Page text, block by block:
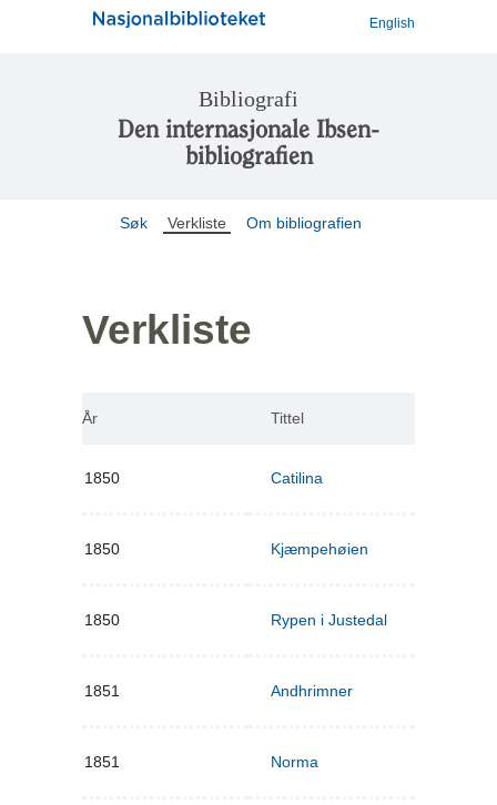
English
Bibliografi
Den internasjonale Ibsen-
bibliografien
Søk Verkliste Om bibliografien
Verkliste
År Tittel
1850 Catilina
1850 Kjæmpehøien
1850 Rypen i Justedal
1851 Andhrimner
1851 Norma